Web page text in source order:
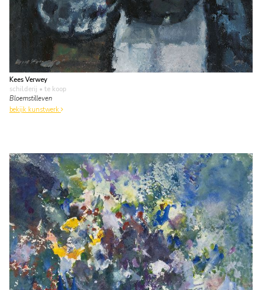
Kees Verwey
schilderij • te koop
Bloemstilleven
bekijk kunstwerk